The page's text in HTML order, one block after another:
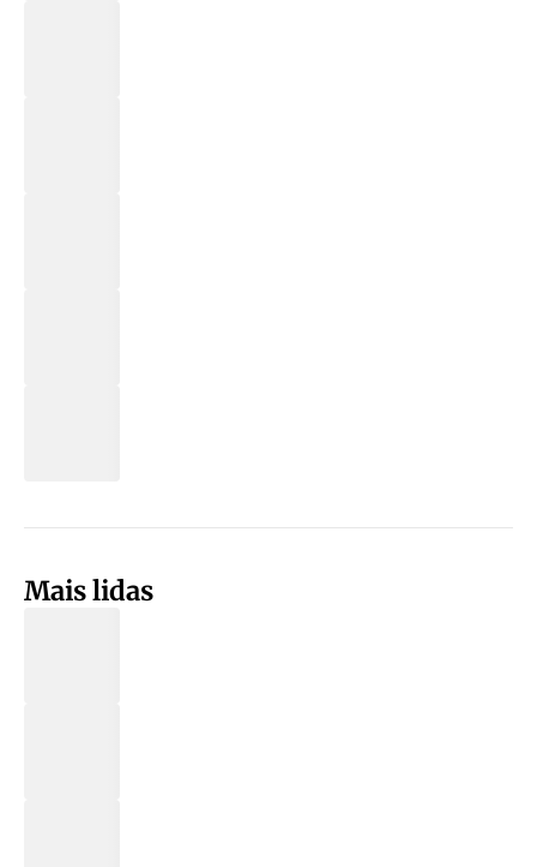
Mais lidas